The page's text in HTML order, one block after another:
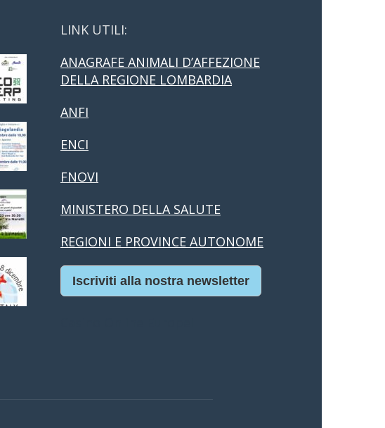
LINK UTILI:
ANAGRAFE ANIMALI D’AFFEZIONE
DELLA REGIONE LOMBARDIA
ANFI
ENCI
FNOVI
MINISTERO DELLA SALUTE
REGIONI E PROVINCE AUTONOME
Iscriviti alla nostra newsletter